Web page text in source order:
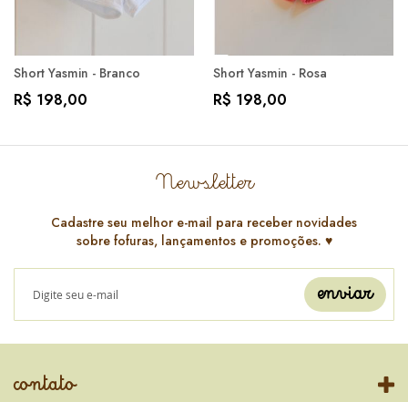
Short Yasmin - Branco
R$ 198,00
Short Yasmin - Rosa
R$ 198,00
Newsletter
Cadastre seu melhor e-mail para receber novidades
sobre fofuras, lançamentos e promoções. ♥️
enviar
contato